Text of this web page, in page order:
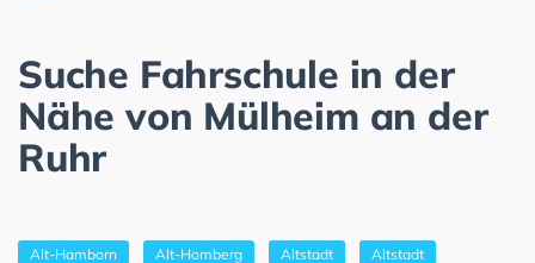
Suche Fahrschule in der
Nähe von Mülheim an der
Ruhr
Alt-Hamborn Alt-Homberg Altstadt Altstadt